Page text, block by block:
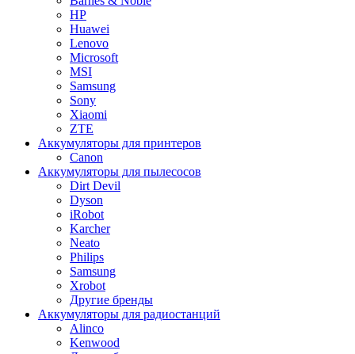
HP
Huawei
Lenovo
Microsoft
MSI
Samsung
Sony
Xiaomi
ZTE
Аккумуляторы для принтеров
Canon
Аккумуляторы для пылесосов
Dirt Devil
Dyson
iRobot
Karcher
Neato
Philips
Samsung
Xrobot
Другие бренды
Аккумуляторы для радиостанций
Alinco
Kenwood